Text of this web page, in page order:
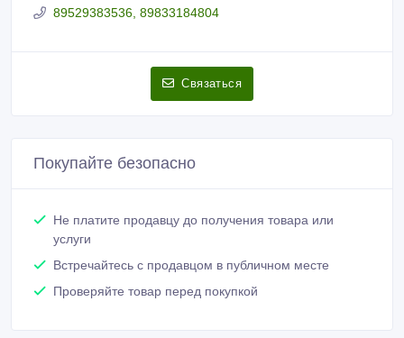
89529383536, 89833184804
Связаться
Покупайте безопасно
Не платите продавцу до получения товара или
услуги
Встречайтесь с продавцом в публичном месте
Проверяйте товар перед покупкой